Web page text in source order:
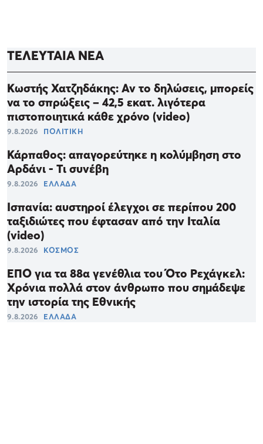
ΤΕΛΕΥΤΑΙΑ ΝΕΑ
Κωστής Χατζηδάκης: Αν το δηλώσεις, μπορείς
να το σπρώξεις – 42,5 εκατ. λιγότερα
πιστοποιητικά κάθε χρόνο (video)
9.8.2026 ΠΟΛΙΤΙΚΗ
Κάρπαθος: απαγορεύτηκε η κολύμβηση στο
Αρδάνι - Τι συνέβη
9.8.2026 ΕΛΛΑΔΑ
Ισπανία: αυστηροί έλεγχοι σε περίπου 200
ταξιδιώτες που έφτασαν από την Ιταλία
(video)
9.8.2026 ΚΟΣΜΟΣ
ΕΠΟ για τα 88α γενέθλια του Ότο Ρεχάγκελ:
Χρόνια πολλά στον άνθρωπο που σημάδεψε
την ιστορία της Εθνικής
9.8.2026 ΕΛΛΑΔΑ